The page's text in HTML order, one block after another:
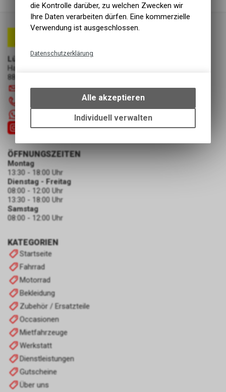
Lüscher Motor- & Bike World
Hauptstrasse 29a
8867 Niederurnen
info@luscherag.ch
KATEGORIEN
Startseite
Fahrrad
Motorrad
Bekleidung
Zubehör / Ersatzteile
Occasionen
Mietfahrzeuge
Werkstatt
Dienstleistungen
Gutscheine
Über uns
ÖFFNUNGSZEITEN
Montag
13:30 - 18:00 Uhr
Dienstag - Freitag
08:00 - 12:00 Uhr
13:30 - 18:00 Uhr
Samstag
08:00 - 12:00 Uhr
die Kontrolle darüber, zu welchen Zwecken wir
Ihre Daten verarbeiten dürfen. Eine kommerzielle
Verwendung ist ausgeschlossen.
Datenschutzerklärung
bestimmte Interaktionen und
Einstellungen auf Ihrem Gerät,
um die grundlegenden
Funktionen unseres Online-
Alle akzeptieren
Individuell verwalten